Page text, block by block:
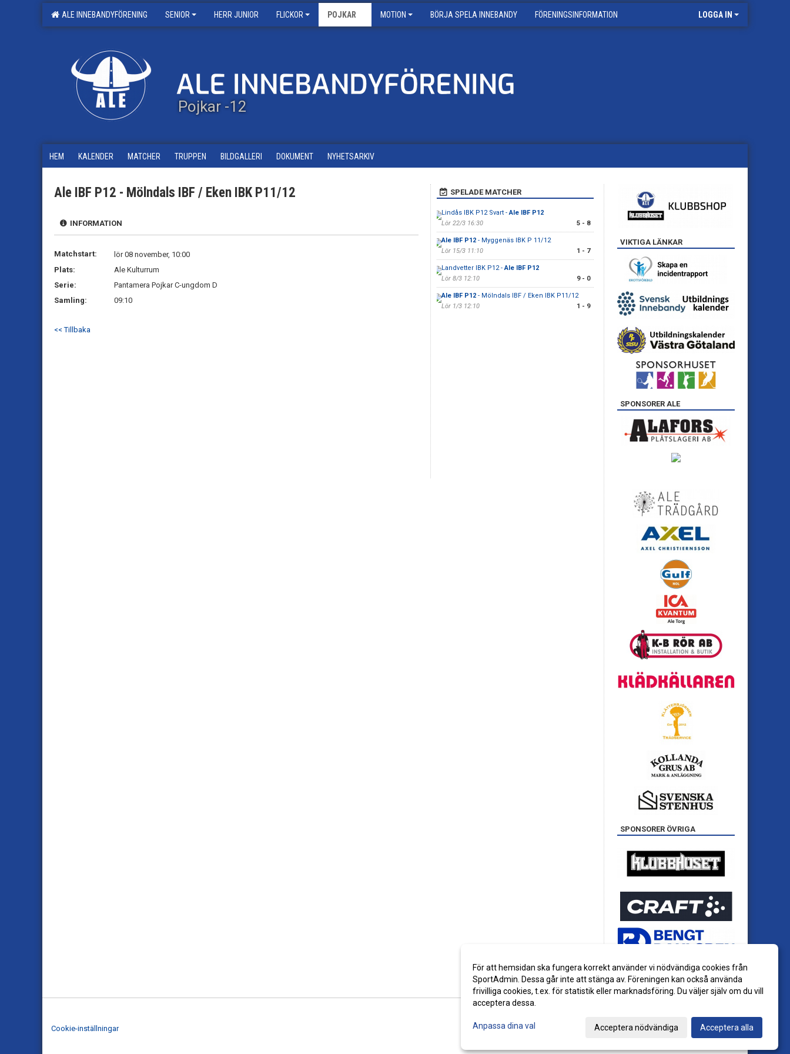
ALE INNEBANDYFÖRENING SENIOR HERR JUNIOR FLICKOR POJKAR MOTION BÖRJA SPELA INNEBANDY FÖRENINGSINFORMATION LOGGA IN
Pojkar -12
HEM KALENDER MATCHER TRUPPEN BILDGALLERI DOKUMENT NYHETSARKIV
Ale IBF P12 - Mölndals IBF / Eken IBK P11/12
INFORMATION
Matchstart:
lör 08 november, 10:00
Plats:
Ale Kulturrum
Serie:
Pantamera Pojkar C-ungdom D
Samling:
09:10
<< Tillbaka
SPELADE MATCHER
Lindås IBK P12 Svart -Ale IBF P12
Lör 22/3 16:30
5 - 8
Ale IBF P12- Myggenäs IBK P 11/12
Lör 15/3 11:10
1 - 7
Landvetter IBK P12 -Ale IBF P12
Lör 8/3 12:10
9 - 0
Ale IBF P12- Mölndals IBF / Eken IBK P11/12
Lör 1/3 12:10
1 - 9
VIKTIGA LÄNKAR
SPONSORER ALE
SPONSORER ÖVRIGA
Cookie-inställningar
För att hemsidan ska fungera korrekt använder vi nödvändiga cookies från
SportAdmin. Dessa går inte att stänga av. Föreningen kan också använda
frivilliga cookies, t.ex. för statistik eller marknadsföring. Du väljer själv om du vill
acceptera dessa.
Anpassa dina val Acceptera nödvändiga Acceptera alla